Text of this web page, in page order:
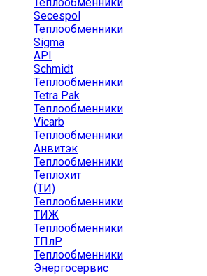
Secespol
Теплообменники
Sigma
API
Schmidt
Теплообменники
Tetra Pak
Теплообменники
Vicarb
Теплообменники
Анвитэк
Теплообменники
Теплохит
(ТИ)
Теплообменники
ТИЖ
Теплообменники
ТПлР
Теплообменники
Энергосервис